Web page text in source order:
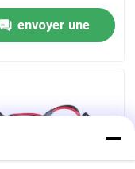
ion de 48 volts
envoyer une